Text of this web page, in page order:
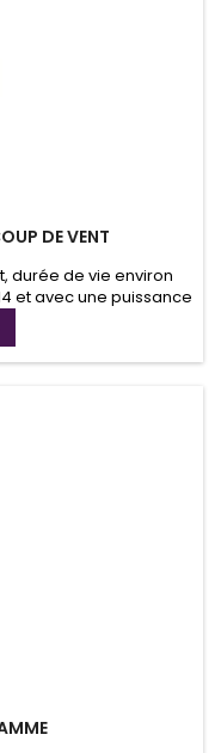
DE VENT
durée de vie environ
et avec une puissance
opaque non